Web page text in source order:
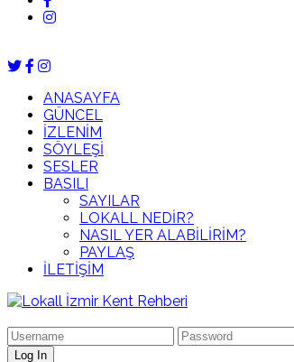
ANASAYFA
GÜNCEL
İZLENİM
SÖYLEŞİ
SESLER
BASILI
SAYILAR
LOKALL NEDİR?
NASIL YER ALABİLİRİM?
PAYLAŞ
İLETİŞİM